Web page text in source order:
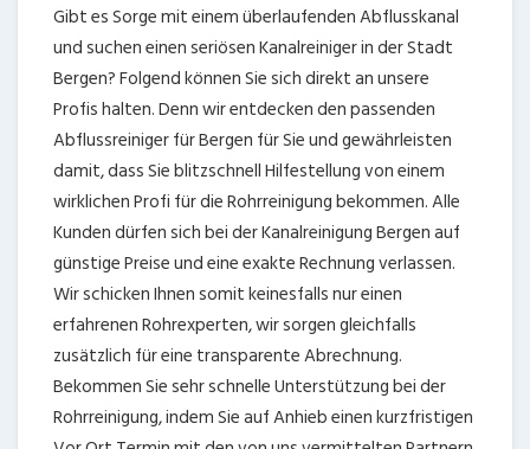
Gibt es Sorge mit einem überlaufenden Abflusskanal
und suchen einen seriösen Kanalreiniger in der Stadt
Bergen? Folgend können Sie sich direkt an unsere
Profis halten. Denn wir entdecken den passenden
Abflussreiniger für Bergen für Sie und gewährleisten
damit, dass Sie blitzschnell Hilfestellung von einem
wirklichen Profi für die Rohrreinigung bekommen. Alle
Kunden dürfen sich bei der Kanalreinigung Bergen auf
günstige Preise und eine exakte Rechnung verlassen.
Wir schicken Ihnen somit keinesfalls nur einen
erfahrenen Rohrexperten, wir sorgen gleichfalls
zusätzlich für eine transparente Abrechnung.
Bekommen Sie sehr schnelle Unterstützung bei der
Rohrreinigung, indem Sie auf Anhieb einen kurzfristigen